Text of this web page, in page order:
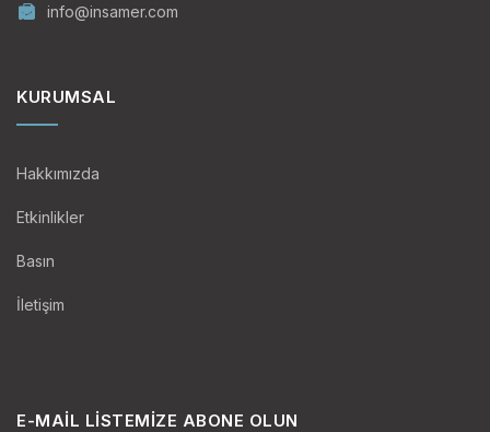
info@insamer.com
KURUMSAL
Hakkımızda
Etkinlikler
Basın
İletişim
E-MAIL LISTEMIZE ABONE OLUN